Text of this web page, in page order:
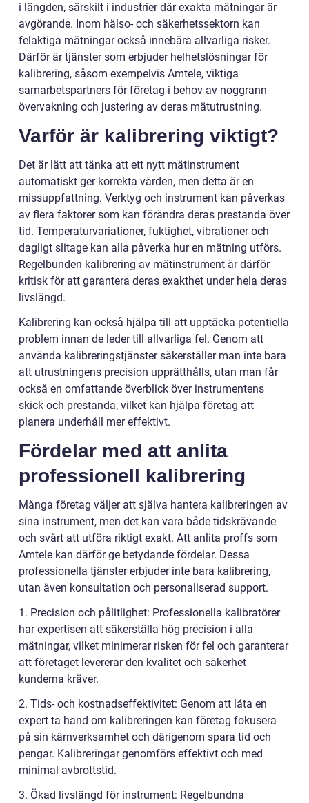
i längden, särskilt i industrier där exakta mätningar är
avgörande. Inom hälso- och säkerhetssektorn kan
felaktiga mätningar också innebära allvarliga risker.
Därför är tjänster som erbjuder helhetslösningar för
kalibrering, såsom exempelvis Amtele, viktiga
samarbetspartners för företag i behov av noggrann
övervakning och justering av deras mätutrustning.
Varför är kalibrering viktigt?
Det är lätt att tänka att ett nytt mätinstrument
automatiskt ger korrekta värden, men detta är en
missuppfattning. Verktyg och instrument kan påverkas
av flera faktorer som kan förändra deras prestanda över
tid. Temperaturvariationer, fuktighet, vibrationer och
dagligt slitage kan alla påverka hur en mätning utförs.
Regelbunden kalibrering av mätinstrument är därför
kritisk för att garantera deras exakthet under hela deras
livslängd.
Kalibrering kan också hjälpa till att upptäcka potentiella
problem innan de leder till allvarliga fel. Genom att
använda kalibreringstjänster säkerställer man inte bara
att utrustningens precision upprätthålls, utan man får
också en omfattande överblick över instrumentens
skick och prestanda, vilket kan hjälpa företag att
planera underhåll mer effektivt.
Fördelar med att anlita
professionell kalibrering
Många företag väljer att själva hantera kalibreringen av
sina instrument, men det kan vara både tidskrävande
och svårt att utföra riktigt exakt. Att anlita proffs som
Amtele kan därför ge betydande fördelar. Dessa
professionella tjänster erbjuder inte bara kalibrering,
utan även konsultation och personaliserad support.
1. Precision och pålitlighet: Professionella kalibratörer
har expertisen att säkerställa hög precision i alla
mätningar, vilket minimerar risken för fel och garanterar
att företaget levererar den kvalitet och säkerhet
kunderna kräver.
2. Tids- och kostnadseffektivitet: Genom att låta en
expert ta hand om kalibreringen kan företag fokusera
på sin kärnverksamhet och därigenom spara tid och
pengar. Kalibreringar genomförs effektivt och med
minimal avbrottstid.
3. Ökad livslängd för instrument: Regelbundna